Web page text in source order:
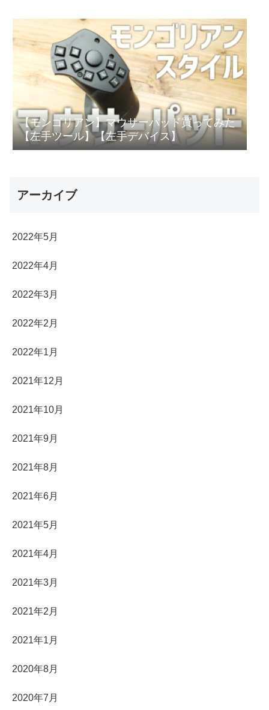
【モンゴリアン】マウサーパッド買ってみた
【左手ツール】【左手デバイス】
アーカイブ
2022年5月
2022年4月
2022年3月
2022年2月
2022年1月
2021年12月
2021年10月
2021年9月
2021年8月
2021年6月
2021年5月
2021年4月
2021年3月
2021年2月
2021年1月
2020年8月
2020年7月